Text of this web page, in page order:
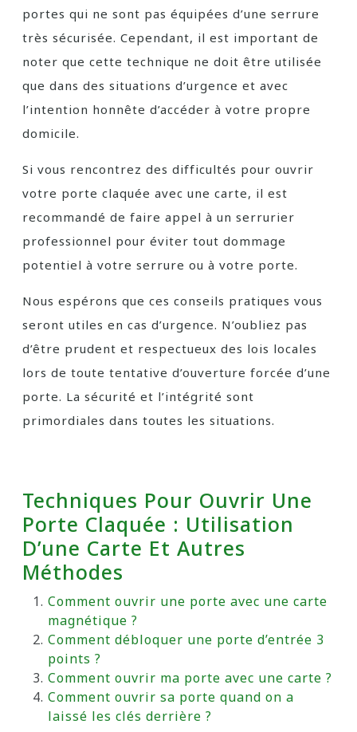
portes qui ne sont pas équipées d’une serrure
très sécurisée. Cependant, il est important de
noter que cette technique ne doit être utilisée
que dans des situations d’urgence et avec
l’intention honnête d’accéder à votre propre
domicile.
Si vous rencontrez des difficultés pour ouvrir
votre porte claquée avec une carte, il est
recommandé de faire appel à un serrurier
professionnel pour éviter tout dommage
potentiel à votre serrure ou à votre porte.
Nous espérons que ces conseils pratiques vous
seront utiles en cas d’urgence. N’oubliez pas
d’être prudent et respectueux des lois locales
lors de toute tentative d’ouverture forcée d’une
porte. La sécurité et l’intégrité sont
primordiales dans toutes les situations.
Techniques Pour Ouvrir Une
Porte Claquée : Utilisation
D’une Carte Et Autres
Méthodes
Comment ouvrir une porte avec une carte
magnétique ?
Comment débloquer une porte d’entrée 3
points ?
Comment ouvrir ma porte avec une carte ?
Comment ouvrir sa porte quand on a
laissé les clés derrière ?